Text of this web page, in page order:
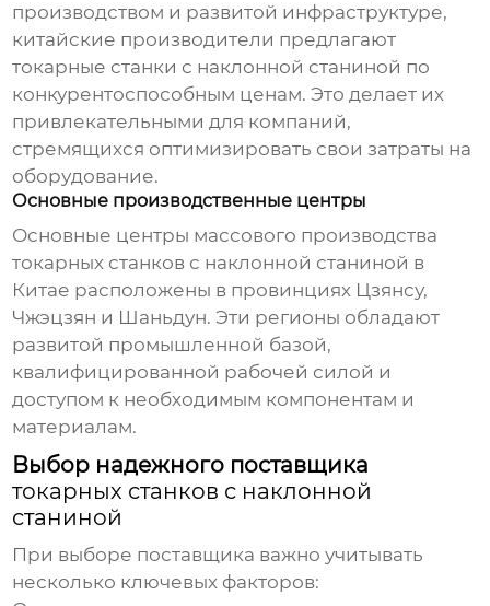
производством и развитой инфраструктуре,
китайские производители предлагают
токарные станки с наклонной станиной по
конкурентоспособным ценам. Это делает их
привлекательными для компаний,
стремящихся оптимизировать свои затраты на
оборудование.
Основные производственные центры
Основные центры массового производства
токарных станков с наклонной станиной в
Китае расположены в провинциях Цзянсу,
Чжэцзян и Шаньдун. Эти регионы обладают
развитой промышленной базой,
квалифицированной рабочей силой и
доступом к необходимым компонентам и
материалам.
Выбор надежного поставщика
токарных станков с наклонной
станиной
При выборе поставщика важно учитывать
несколько ключевых факторов: